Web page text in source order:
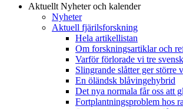
Aktuellt Nyheter och kalender
Nyheter
Aktuell fjärilsforskning
Hela artikellistan
Om forskningsartiklar och
Varför förlorade vi tre
Slingrande slåtter ger större
En öländsk blåvingehybrid
Det nya normala får oss att
Fortplantningsproblem hos